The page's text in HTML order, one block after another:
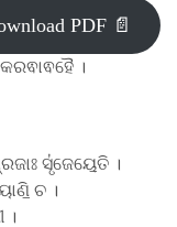
PDF 📄
।
ସୃ॑ଜେୟେ॒ତି ।
ଚ ।
।